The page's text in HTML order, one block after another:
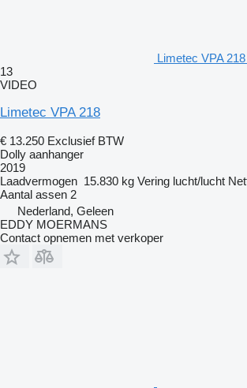
Limetec VPA
13
VIDEO
Limetec VPA 218
€ 13.250 Exclusief BTW
Dolly aanhanger
2019
Laadvermogen 15.830 kg Vering lucht/lucht
Aantal assen 2
Nederland, Geleen
EDDY MOERMANS
Contact opnemen met verkoper